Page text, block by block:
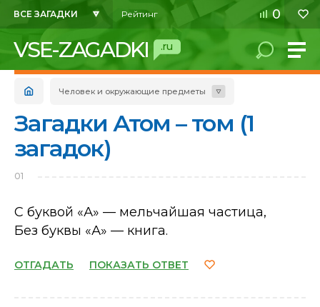
ВСЕ ЗАГАДКИ Рейтинг 0
VSE-ZAGADKI .ru
Человек и окружающие предметы
Загадки Атом – том (1
загадок)
01
С буквой «А» — мельчайшая частица,
Без буквы «А» — книга.
ОТГАДАТЬ ПОКАЗАТЬ ОТВЕТ